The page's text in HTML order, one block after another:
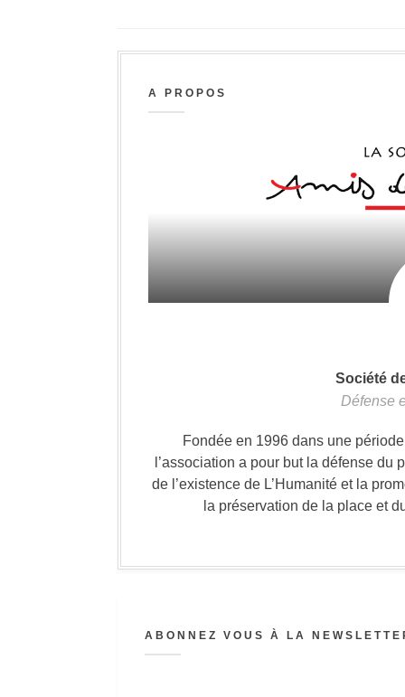
A PROPOS
Société
Défense
Fondée en 1996 dans une
l’association a pour but la défense
de l’existence de L’Humanité et la
la préservation de la place et
ABONNEZ VOUS À LA